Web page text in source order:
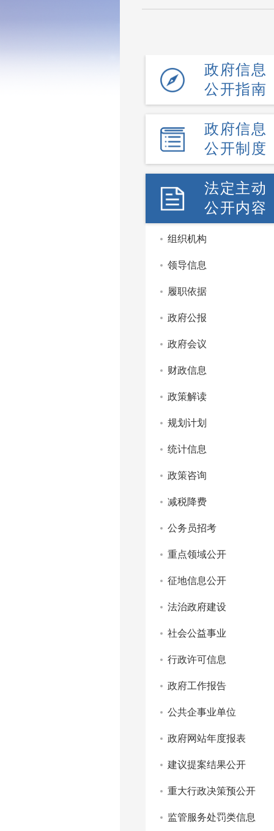
政府信息
公开指南
政府信息
公开制度
法定主动
公开内容
组织机构
领导信息
履职依据
政府公报
政府会议
财政信息
政策解读
规划计划
统计信息
政策咨询
减税降费
公务员招考
重点领域公开
征地信息公开
法治政府建设
社会公益事业
行政许可信息
政府工作报告
公共企事业单位
政府网站年度报表
建议提案结果公开
重大行政决策预公开
监管服务处罚类信息